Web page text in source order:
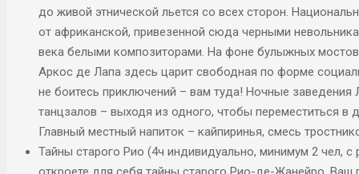
до живой этнической льется со всех сторон.
от африканской, привезенной сюда черными
века белыми композиторами. На фоне булыжных
Аркос де Лапа здесь царит свободная по форме
не боитесь приключений – вам туда! Ночные
танцзалов – выходя из одного, чтобы переместиться в
Главный местный напиток – кайпиринья, смесь
Тайны старого Рио (4ч индивидуально, минимум 2 чел,